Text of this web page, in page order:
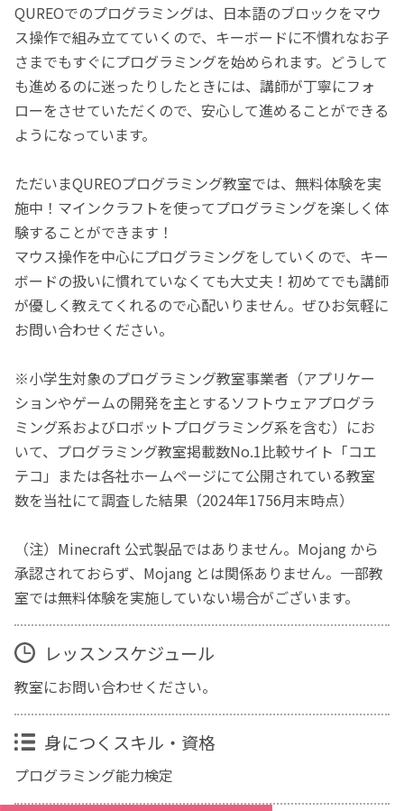
QUREOでのプログラミングは、日本語のブロックをマウ
ス操作で組み立てていくので、キーボードに不慣れなお子
さまでもすぐにプログラミングを始められます。どうして
も進めるのに迷ったりしたときには、講師が丁寧にフォ
ローをさせていただくので、安心して進めることができる
ようになっています。
ただいまQUREOプログラミング教室では、無料体験を実
施中！マインクラフトを使ってプログラミングを楽しく体
験することができます！
マウス操作を中心にプログラミングをしていくので、キー
ボードの扱いに慣れていなくても大丈夫！初めてでも講師
が優しく教えてくれるので心配いりません。ぜひお気軽に
お問い合わせください。
※小学生対象のプログラミング教室事業者（アプリケー
ションやゲームの開発を主とするソフトウェアプログラ
ミング系およびロボットプログラミング系を含む）にお
いて、プログラミング教室掲載数No.1比較サイト「コエ
テコ」または各社ホームページにて公開されている教室
数を当社にて調査した結果（2024年1756月末時点）
（注）Minecraft 公式製品ではありません。Mojang から
承認されておらず、Mojang とは関係ありません。一部教
室では無料体験を実施していない場合がございます。
レッスンスケジュール
教室にお問い合わせください。
身につくスキル・資格
プログラミング能力検定